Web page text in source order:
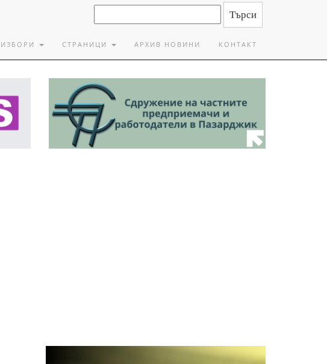
ИЗБОРИ СТРАНИЦИ АРХИВ НОВИНИ КОНТАКТ